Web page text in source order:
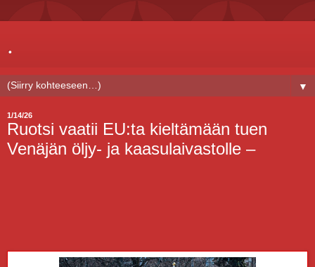
.
▼
1/14/26
Ruotsi vaatii EU:ta kieltämään tuen
Venäjän öljy- ja kaasulaivastolle –